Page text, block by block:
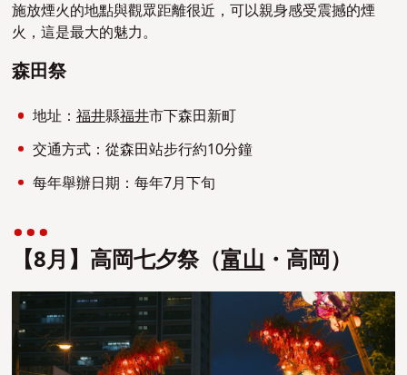
施放煙火的地點與觀眾距離很近，可以親身感受震撼的煙
火，這是最大的魅力。
森田祭
地址：福井縣福井市下森田新町
交通方式：從森田站步行約10分鐘
每年舉辦日期：每年7月下旬
【8月】高岡七夕祭（富山・高岡）